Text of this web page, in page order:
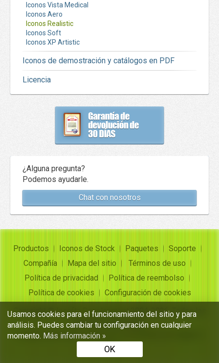
Iconos Vista Medical
Iconos Aero
Iconos Realistic
Iconos Soft
Iconos XP Artistic
Iconos de demostración y catálogos en PDF
Licencia
¿Alguna pregunta?
Podemos ayudarle.
Chat con nosotros
Productos Iconos de Stock Paquetes
Soporte
Compañía
Mapa del sitio
Términos de uso
Política de privacidad
Política de reembolso
Política de cookies
Configuración de cookies
Copyright ©Insofta Development 2004-2026. Todos los
derechos reservados
Conjuntos de iconos gratuitos, convertidor de imagen a
icono
Usamos cookies para el funcionamiento del sitio y para
análisis. Puedes cambiar tu configuración en cualquier
momento. Más información »
OK